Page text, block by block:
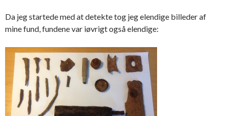
Da jeg startede med at detekte tog jeg elendige billeder af
mine fund, fundene var iøvrigt også elendige: